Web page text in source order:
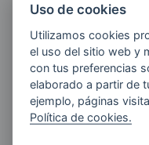
Uso de cookies
Utilizamos cookies
el uso del sitio web y
con tus preferencias
elaborado a partir de
ejemplo, páginas
Política de cookies.